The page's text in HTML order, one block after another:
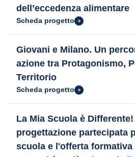
dell’eccedenza alimentare
Scheda progetto
Giovani e Milano. Un
azione tra Protagonismo,
Territorio
Scheda progetto
La Mia Scuola è
progettazione partecipata
scuola e l'offerta